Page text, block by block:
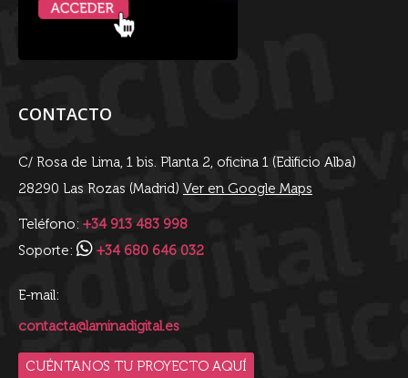
CONTACTO
C/ Rosa de Lima, 1 bis. Planta 2, oficina 1 (Edificio Alba)
28290 Las Rozas (Madrid) Ver en Google Maps
Teléfono: +34 913 483 998
Soporte:
+34 680 646 032
E-mail:
contacta@laminadigital.es
CUÉNTANOS TU PROYECTO AQUÍ